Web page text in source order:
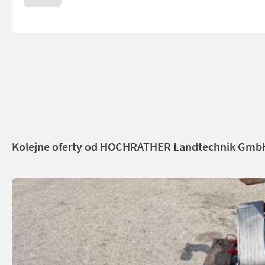
Kolejne oferty od HOCHRATHER Landtechnik